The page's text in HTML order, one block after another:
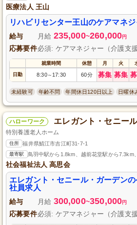
医療法人 王山
リハビリセンター王山のケアマネ
給与 月給 235,000~260,000円
応募要件必須: ケアマネジャー（介護支
就業時間 休憩 月 火
日勤 8:30～ 17:30 60分 募集 募集
未経験可 年齢不問 年間休日120日以上 日曜休
ハローワーク エレガント・セニー
特別養護老人ホーム
住所 福井県鯖江市吉江町31-7-1
最寄駅 鳥羽中駅から1.8km、越前花堂駅から7.3km
社会福祉法人 高思会
エレガント・セニール・ガーデン
社員求人
給与 月給 300,000~350,000円
応募要件必須: ケアマネジャー（介護支